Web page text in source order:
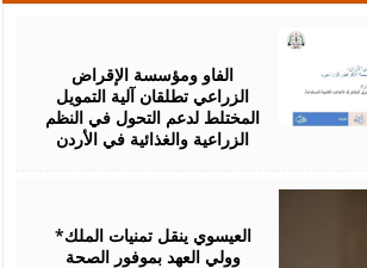
الفاو ومؤسسة الإقراض
الزراعي تطلقان آلية التمويل
المختلط لدعم التحول في النظم
الزراعية والغذائية في الأردن
*العيسوي ينقل تمنيات الملك
وولي العهد بموفور الصحة